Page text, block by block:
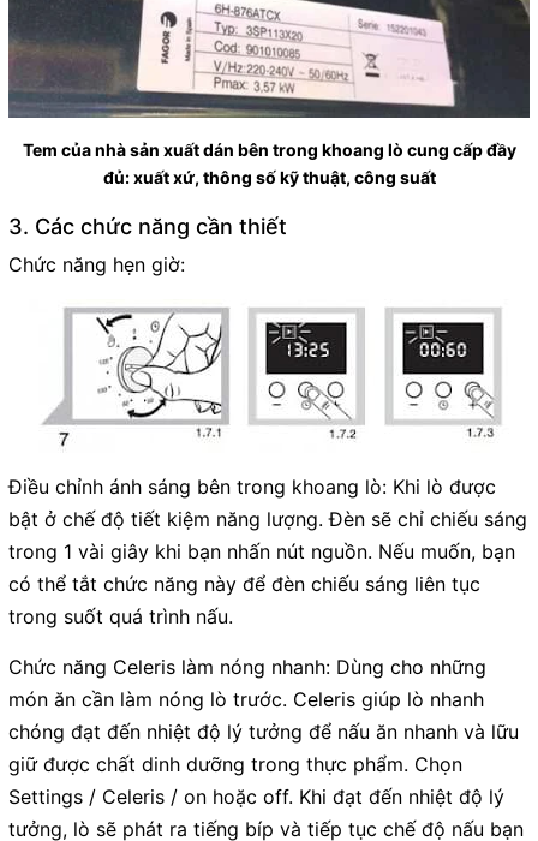
Tem của nhà sản xuất dán bên trong khoang lò cung cấp đầy
đủ: xuất xứ, thông số kỹ thuật, công suất
3. Các chức năng cần thiết
Chức năng hẹn giờ:
Điều chỉnh ánh sáng bên trong khoang lò: Khi lò được
bật ở chế độ tiết kiệm năng lượng. Đèn sẽ chỉ chiếu sáng
trong 1 vài giây khi bạn nhấn nút nguồn. Nếu muốn, bạn
có thể tắt chức năng này để đèn chiếu sáng liên tục
trong suốt quá trình nấu.
Chức năng Celeris làm nóng nhanh: Dùng cho những
món ăn cần làm nóng lò trước. Celeris giúp lò nhanh
chóng đạt đến nhiệt độ lý tưởng để nấu ăn nhanh và lữu
giữ được chất dinh dưỡng trong thực phẩm. Chọn
Settings / Celeris / on hoặc off. Khi đạt đến nhiệt độ lý
tưởng, lò sẽ phát ra tiếng bíp và tiếp tục chế độ nấu bạn